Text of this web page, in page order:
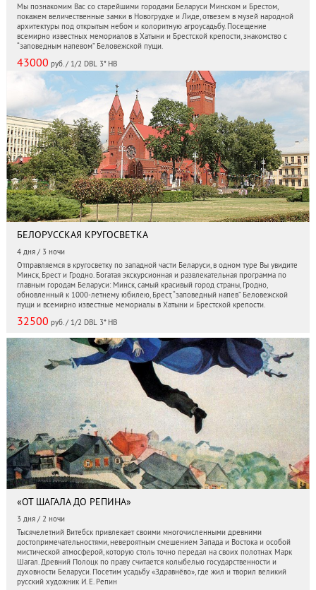
Мы познакомим Вас со старейшими городами Беларуси Минском и Брестом,
покажем величественные замки в Новогрудке и Лиде, отвезем в музей народной
архитектуры под открытым небом и колоритную агроусадьбу. Посещение
всемирно известных мемориалов в Хатыни и Брестской крепости, знакомство с
“заповедным напевом” Беловежской пущи.
43000 руб. / 1/2 DBL 3* HB
БЕЛОРУССКАЯ КРУГОСВЕТКА
4 дня / 3 ночи
Отправляемся в кругосветку по западной части Беларуси, в одном туре Вы увидите
Минск, Брест и Гродно. Богатая экскурсионная и развлекательная программа по
главным городам Беларуси: Минск, самый красивый город страны, Гродно,
обновленный к 1000-летнему юбилею, Брест, “заповедный напев” Беловежской
пущи и всемирно известные мемориалы в Хатыни и Брестской крепости.
32500 руб. / 1/2 DBL 3* HB
«ОТ ШАГАЛА ДО РЕПИНА»
3 дня / 2 ночи
Тысячелетний Витебск привлекает своими многочисленными древними
достопримечательностями, невероятным смешением Запада и Востока и особой
мистической атмосферой, которую столь точно передал на своих полотнах Марк
Шагал. Древний Полоцк по праву считается колыбелью государственности и
духовности Беларуси. Посетим усадьбу «Здравнёво», где жил и творил великий
русский художник И. Е. Репин